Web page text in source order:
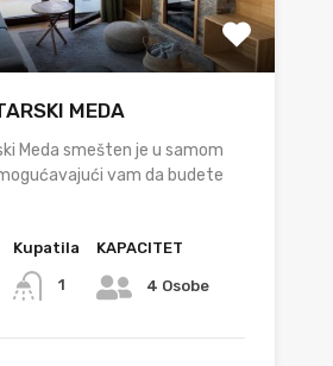
MEDA
Meda smešten je u samom
vam da budete
Kupatila
1
KAPACITET
4 Osobe